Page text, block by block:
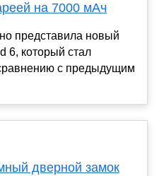
на 7000 мАч
представила новый
6, который стал
с предыдущим
дверной замок